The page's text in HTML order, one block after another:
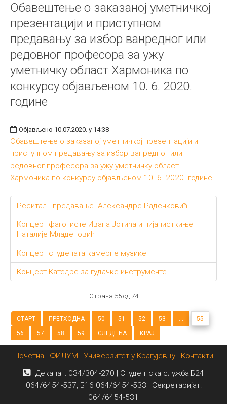
Обавештење о заказаној уметничкој
презентацији и приступном
предавању за избор ванредног или
редовног професора за ужу
уметничку област Хармоника по
конкурсу објављеном 10. 6. 2020.
године
Објављено 10.07.2020. у 14:38
Обавештење о заказаној уметничкој презентацији и
приступном предавању за избор ванредног или
редовног професора за ужу уметничку област
Хармоника по конкурсу објављеном 10. 6. 2020. године
Реситал - предавање Александре Раденковић
Концерт фаготисте Ивана Јотића и пијанисткиње
Наталије Младеновић
Концерт студената камерне музике
Концерт Катедре за гудачке инструменте
Страна 55 од 74
СТАРТ ПРЕТХОДНА 50 51 52 53 ...
55
56
57 58 59 СЛЕДЕЋА КРАЈ
Почетна | ФИЛУМ | Универзитет у Крагујевцу| Контакти
Деканат: 034/304-270 | Студентска служба:Б24
064/6454-537, Б16 064/6454-533 | Секретаријат:
064/6454-531